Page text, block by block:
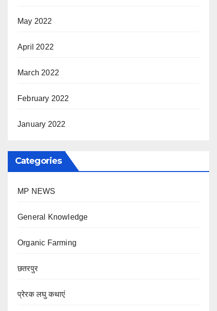
May 2022
April 2022
March 2022
February 2022
January 2022
Categories
MP NEWS
General Knowledge
Organic Farming
छतरपुर
प्रेरक लघु कथाएं